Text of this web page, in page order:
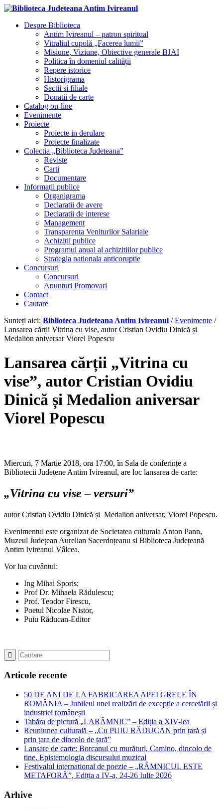
Despre Biblioteca
Antim Ivireanul – patron spiritual
Vitraliul cupolă „Facerea lumii”
Misiune, Viziune, Obiective generale BJAI
Politica în domeniul calității
Repere istorice
Historigrama
Sectii si filiale
Donatii de carte
Catalog on-line
Evenimente
Proiecte
Proiecte in derulare
Proiecte finalizate
Colectia „Biblioteca Judeteana”
Reviste
Carti
Documentare
Informații publice
Organigrama
Declaratii de avere
Declaratii de interese
Management
Transparenta Veniturilor Salariale
Achiziții publice
Programul anual al achizitiilor publice
Strategia nationala anticoruptie
Concursuri
Concursuri
Anunturi Promovari
Contact
Cautare
Sunteți aici: Biblioteca Judeteana Antim Ivireanul / Evenimente /
Lansarea cărții Vitrina cu vise, autor Cristian Ovidiu Dinică și
Medalion aniversar Viorel Popescu
Lansarea cărții „Vitrina cu
vise”, autor Cristian Ovidiu
Dinică și Medalion aniversar
Viorel Popescu
Miercuri, 7 Martie 2018, ora 17:00, în Sala de conferințe a
Bibliotecii Județene Antim Ivireanul, are loc lansarea de carte:
„Vitrina cu vise – versuri”
autor Cristian Ovidiu Dinică și Medalion aniversar, Viorel Popescu.
Evenimentul este organizat de Societatea culturala Anton Pann,
Muzeul Județean Aurelian Sacerdoțeanu si Biblioteca Județeană
Antim Ivireanul Vâlcea.
Vor lua cuvântul:
Ing Mihai Sporis;
Prof Dr. Mihaela Rădulescu;
Prof. Teodor Firescu,
Poetul Nicolae Nistor,
Puiu Răducan-Editor
Articole recente
50 DE ANI DE LA FABRICAREA APEI GRELE ÎN
ROMÂNIA – Jubileul unei realizări de excepție a cercetării și
industriei românești
Tabăra de pictură „LARÂMNIC” – Ediția a XIV-lea
Reuniunea culturală – „Cu PUIU RĂDUCAN prin țară și
prin țara de dincolo de țară”
Lansare de carte: Borcanul cu murături, Camino, dincolo de
tine, Epistemologia discursului muzical
Festivalul international de poezie – „RÂMNICUL ESTE
METAFORĂ”, Ediția a IV-a, 24-26 Iulie 2026
Arhive